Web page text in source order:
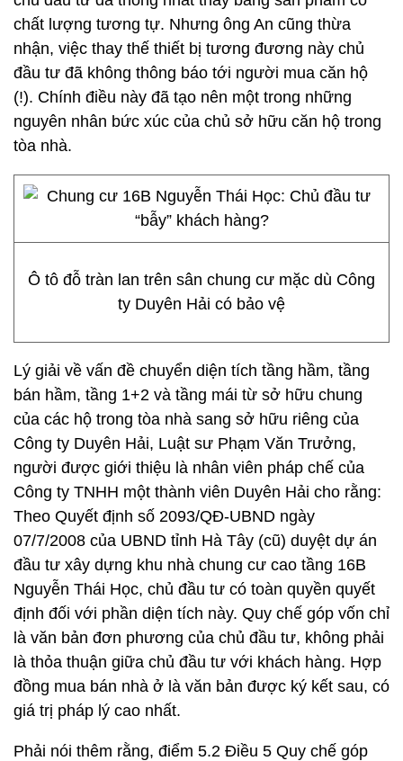
chất lượng tương tự. Nhưng ông An cũng thừa
nhận, việc thay thế thiết bị tương đương này chủ
đầu tư đã không thông báo tới người mua căn hộ
(!). Chính điều này đã tạo nên một trong những
nguyên nhân bức xúc của chủ sở hữu căn hộ trong
tòa nhà.
Ô tô đỗ tràn lan trên sân chung cư mặc dù Công
ty Duyên Hải có bảo vệ
Lý giải về vấn đề chuyển diện tích tầng hầm, tầng
bán hầm, tầng 1+2 và tầng mái từ sở hữu chung
của các hộ trong tòa nhà sang sở hữu riêng của
Công ty Duyên Hải, Luật sư Phạm Văn Trưởng,
người được giới thiệu là nhân viên pháp chế của
Công ty TNHH một thành viên Duyên Hải cho rằng:
Theo Quyết định số 2093/QĐ-UBND ngày
07/7/2008 của UBND tỉnh Hà Tây (cũ) duyệt dự án
đầu tư xây dựng khu nhà chung cư cao tầng 16B
Nguyễn Thái Học, chủ đầu tư có toàn quyền quyết
định đối với phần diện tích này. Quy chế góp vốn chỉ
là văn bản đơn phương của chủ đầu tư, không phải
là thỏa thuận giữa chủ đầu tư với khách hàng. Hợp
đồng mua bán nhà ở là văn bản được ký kết sau, có
giá trị pháp lý cao nhất.
Phải nói thêm rằng, điểm 5.2 Điều 5 Quy chế góp